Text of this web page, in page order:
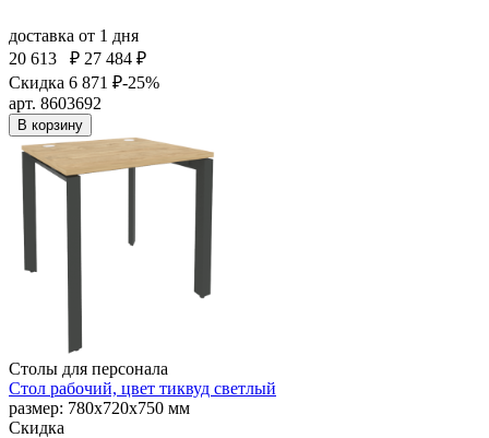
доставка от 1 дня
20 613
₽ 27 484 ₽
Скидка 6 871 ₽-25%
арт. 8603692
В корзину
Столы для персонала
Стол рабочий, цвет тиквуд светлый
размер: 780х720х750 мм
Скидка